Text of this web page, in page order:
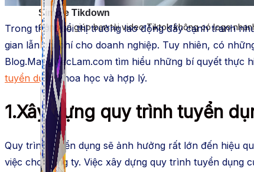
Simple Tikdown
Công cụ giúp bạn tải video Tiktok không có logo
Trong thời buổi thị trường lao động đầy cạnh tranh
gian lẫn chi phí cho doanh nghiệp. Tuy nhiên, có
Blog.MangViecLam.com tìm hiểu những bí quyết thực
tuyển dụngkhoa học và hợp lý.
1.Xây dựng quy trình tuyển
Quy trình tuyển dụng sẽ ảnh hưởng rất lớn đến hiệu
việc cho công ty. Việc xây dựng quy trình tuyển dụng